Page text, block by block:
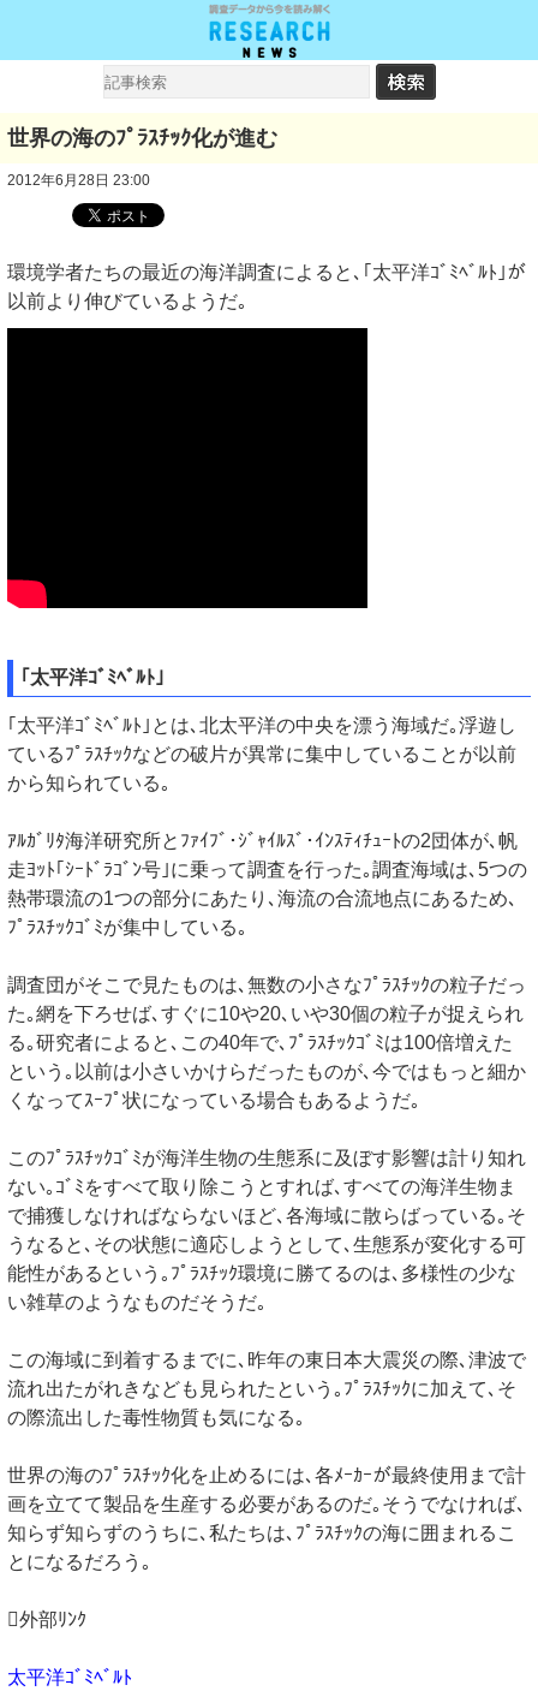
世界の海のﾌﾟﾗｽﾁｯｸ化が進む
2012年6月28日 23:00
環境学者たちの最近の海洋調査によると､｢太平洋ｺﾞﾐﾍﾞﾙﾄ｣が
以前より伸びているようだ｡
｢太平洋ｺﾞﾐﾍﾞﾙﾄ｣
｢太平洋ｺﾞﾐﾍﾞﾙﾄ｣とは､北太平洋の中央を漂う海域だ｡浮遊し
ているﾌﾟﾗｽﾁｯｸなどの破片が異常に集中していることが以前
から知られている｡
ｱﾙｶﾞﾘﾀ海洋研究所とﾌｧｲﾌﾞ･ｼﾞｬｲﾙｽﾞ･ｲﾝｽﾃｨﾁｭｰﾄの2団体が､帆
走ﾖｯﾄ｢ｼｰﾄﾞﾗｺﾞﾝ号｣に乗って調査を行った｡調査海域は､5つの
熱帯環流の1つの部分にあたり､海流の合流地点にあるため､
ﾌﾟﾗｽﾁｯｸｺﾞﾐが集中している｡
調査団がそこで見たものは､無数の小さなﾌﾟﾗｽﾁｯｸの粒子だっ
た｡網を下ろせば､すぐに10や20､いや30個の粒子が捉えられ
る｡研究者によると､この40年で､ﾌﾟﾗｽﾁｯｸｺﾞﾐは100倍増えた
という｡以前は小さいかけらだったものが､今ではもっと細か
くなってｽｰﾌﾟ状になっている場合もあるようだ｡
このﾌﾟﾗｽﾁｯｸｺﾞﾐが海洋生物の生態系に及ぼす影響は計り知れ
ない｡ｺﾞﾐをすべて取り除こうとすれば､すべての海洋生物ま
で捕獲しなければならないほど､各海域に散らばっている｡そ
うなると､その状態に適応しようとして､生態系が変化する可
能性があるという｡ﾌﾟﾗｽﾁｯｸ環境に勝てるのは､多様性の少な
い雑草のようなものだそうだ｡
この海域に到着するまでに､昨年の東日本大震災の際､津波で
流れ出たがれきなども見られたという｡ﾌﾟﾗｽﾁｯｸに加えて､そ
の際流出した毒性物質も気になる｡
世界の海のﾌﾟﾗｽﾁｯｸ化を止めるには､各ﾒｰｶｰが最終使用まで計
画を立てて製品を生産する必要があるのだ｡そうでなければ､
知らず知らずのうちに､私たちは､ﾌﾟﾗｽﾁｯｸの海に囲まれるこ
とになるだろう｡
外部ﾘﾝｸ
太平洋ｺﾞﾐﾍﾞﾙﾄ